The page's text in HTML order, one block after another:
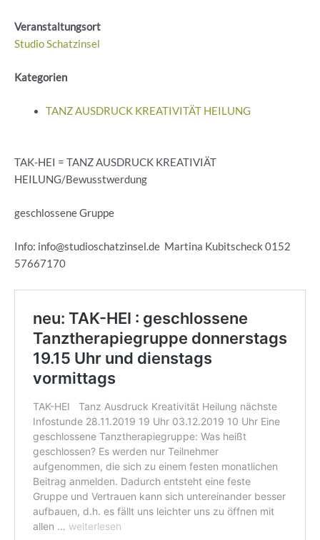
Veranstaltungsort
Studio Schatzinsel
Kategorien
TANZ AUSDRUCK KREATIVITÄT HEILUNG
TAK-HEI = TANZ AUSDRUCK KREATIVIÄT
HEILUNG/Bewusstwerdung
geschlossene Gruppe
Info: info@studioschatzinsel.de Martina Kubitscheck 0152
57667170